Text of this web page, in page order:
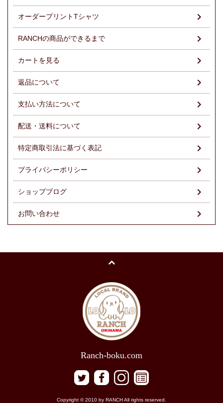
オーダープリントTシャツ
RANCHの商品ができるまで
カートを見る
返品について
支払い方法について
配送・送料について
特定商取引法に基づく表記
プライバシーポリシー
ショップブログ
お問い合わせ
Ranch-boku.com
Copyright © 2010 by RANCH All rights reserved.